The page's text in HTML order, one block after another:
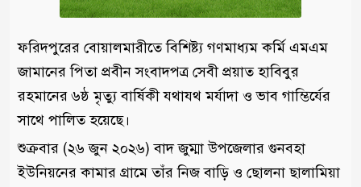
ফরিদপুরের বোয়ালমারীতে বিশিষ্ট্য গণমাধ্যম কর্মি এমএম
জামানের পিতা প্রবীন সংবাদপত্র সেবী প্রয়াত হাবিবুর
রহমানের ৬ষ্ঠ মৃত্যু বার্ষিকী যথাযথ মর্যাদা ও ভাব গাম্ভির্যের
সাথে পালিত হয়েছে।
শুক্রবার (২৬ জুন ২০২৬) বাদ জুম্মা উপজেলার গুনবহা
ইউনিয়নের কামার গ্রামে তাঁর নিজ বাড়ি ও ছোলনা ছালামিয়া